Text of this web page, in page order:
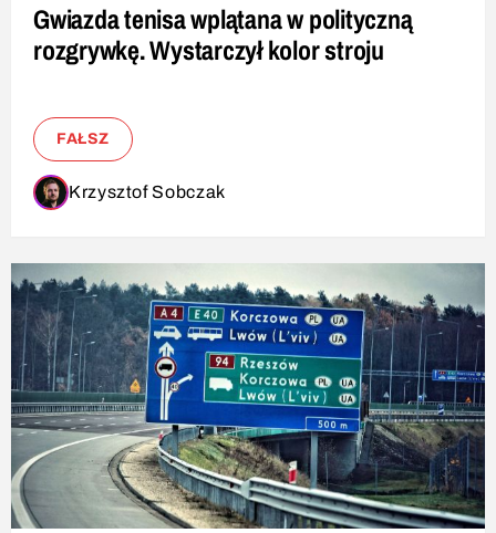
Gwiazda tenisa wplątana w polityczną
rozgrywkę. Wystarczył kolor stroju
FAŁSZ
Krzysztof Sobczak